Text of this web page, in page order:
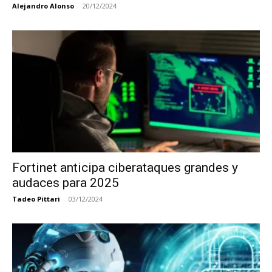
Alejandro Alonso - 20/12/2024
Fortinet anticipa ciberataques grandes y
audaces para 2025
Tadeo Pittari - 03/12/2024